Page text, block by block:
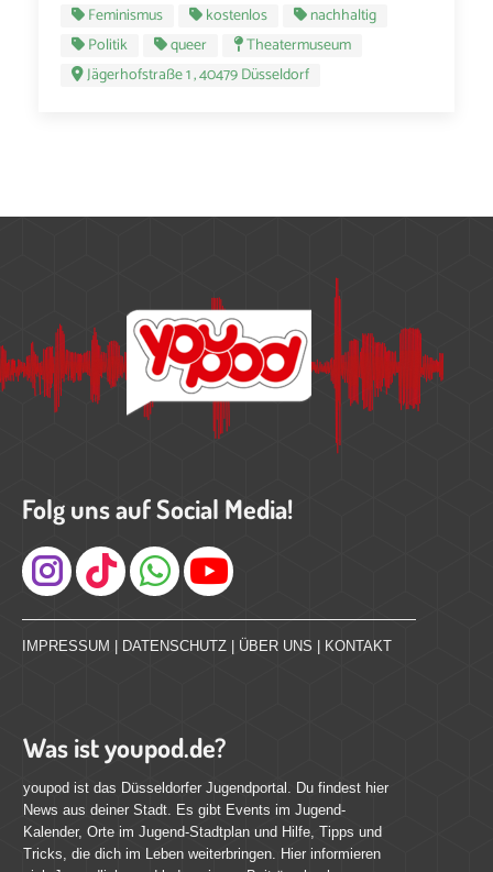
Feminismus
kostenlos
nachhaltig
Politik
queer
Theatermuseum
Jägerhofstraße 1 , 40479 Düsseldorf
Folg uns auf Social Media!
Instagram
IMPRESSUM | DATENSCHUTZ | ÜBER UNS | KONTAKT
Was ist youpod.de?
youpod ist das Düsseldorfer Jugendportal. Du findest hier
News aus deiner Stadt. Es gibt Events im Jugend-
Kalender, Orte im Jugend-Stadtplan und Hilfe, Tipps und
Tricks, die dich im Leben weiterbringen. Hier informieren